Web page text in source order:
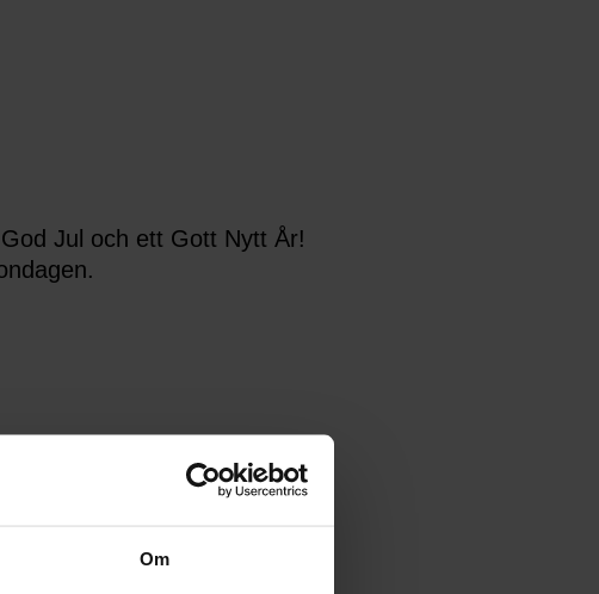
Om
Jul och ett Gott Nytt År!